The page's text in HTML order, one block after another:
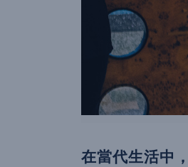
在當代生活中